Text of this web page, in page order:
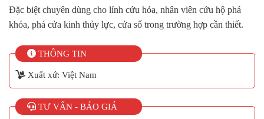
350,000 ₫. là:
280,000 ₫.
Đặc biệt chuyên dùng cho lính cứu hỏa, nhân viên cứu hộ phá
khóa, phá cửa kinh thủy lực, cửa sổ trong trường hợp cần thiết.
THÔNG TIN
Xuất xứ: Việt Nam
TƯ VẤN - BÁO GIÁ